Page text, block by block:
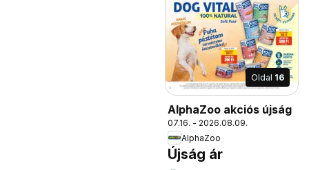
Oldal 16
AlphaZoo akciós újság
07.16. - 2026.08.09.
AlphaZoo
Újság ár